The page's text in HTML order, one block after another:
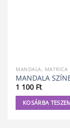
MANDALA, MATRICA
MANDALA
1 100 Ft
KOSÁRBA